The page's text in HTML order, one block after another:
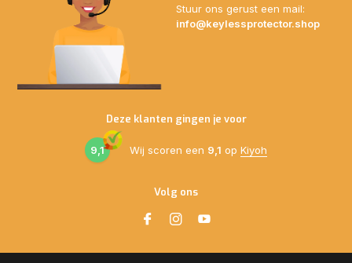
Stuur ons gerust een mail:
info@keylessprotector.shop
Deze klanten gingen je voor
9,1 Wij scoren een 9,1 op Kiyoh
Volg ons